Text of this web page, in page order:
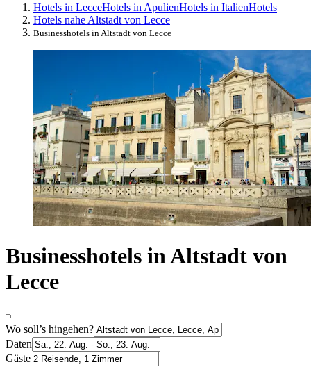
Hotels in LecceHotels in ApulienHotels in ItalienHotels
Hotels nahe Altstadt von Lecce
Businesshotels in Altstadt von Lecce
Businesshotels in Altstadt von
Lecce
Wo soll’s hingehen?
Daten
Gäste